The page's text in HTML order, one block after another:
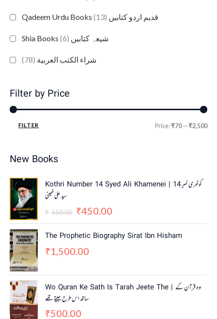
Qadeem Urdu Books قدیم اردو کتابیں (13)
Shia Books شیعہ کتابیں (6)
شراء الكتب العربية (78)
Filter by Price
FILTER Price:₹70—₹2,500
New Books
Kothri Number 14 Syed Ali Khamenei | کوٹھری نمبر 14
سید علی خمینی
₹ 550.00
r
g
a
c
e
w
₹450.00
u
r
t
e
The Prophetic Biography Sirat Ibn Hisham
₹1,500.00
Wo Quran Ke Sath Is Tarah Jeete The | وہ قرآن کے
ساتھ اس طرح جیتے تھے
₹500.00